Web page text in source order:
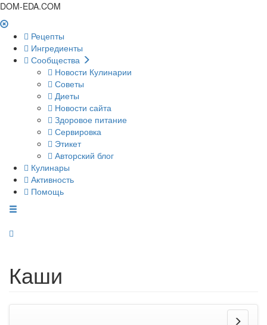
DOM-EDA.COM
Рецепты
Ингредиенты
Сообщества
Новости Кулинарии
Советы
Диеты
Новости сайта
Здоровое питание
Сервировка
Этикет
Авторский блог
Кулинары
Активность
Помощь
Каши